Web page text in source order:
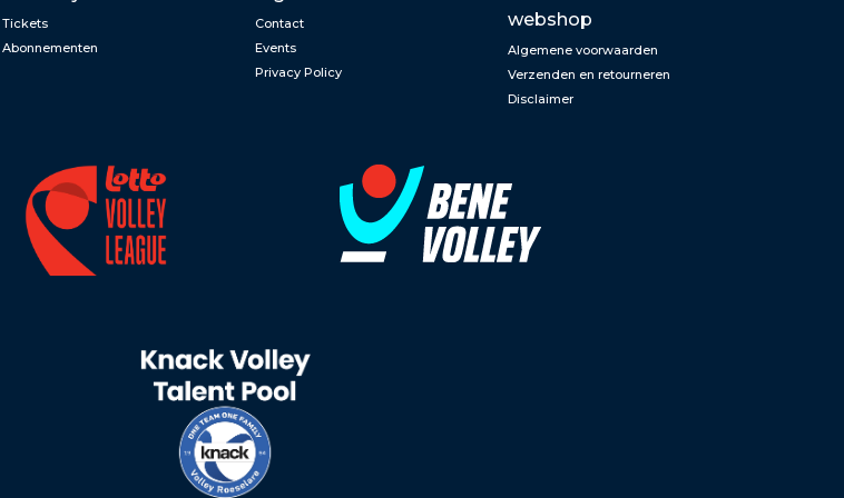
Tickets
Abonnementen
Contact
Events
Privacy Policy
webshop
Algemene voorwaarden
Verzenden en retourneren
Disclaimer